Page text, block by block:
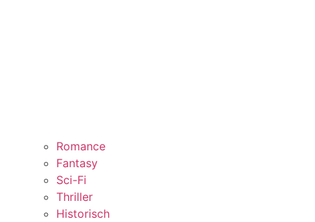
Romance
Fantasy
Sci-Fi
Thriller
Historisch